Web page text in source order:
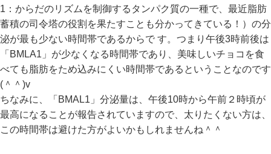
1：からだのリズムを制御するタンパク質の一種で、最近脂肪
蓄積の司令塔の役割を果たすことも分かってきている！）の分
泌が最も少ない時間帯であるからで す。つまり午後3時前後は
「BMLA1」が少なくなる時間帯であり、美味しいチョコを食
べても脂肪をため込みにくい時間帯であるということなのです
(＾＾)v
ちなみに、「BMAL1」分泌量は、午後10時から午前２時頃が
最高になることが報告されていますので、太りたくない方は、
この時間帯は避けた方がよいかもしれませんね＾＾